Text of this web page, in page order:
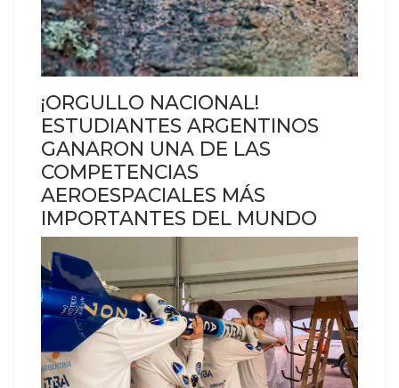
¡ORGULLO NACIONAL!
ESTUDIANTES ARGENTINOS
GANARON UNA DE LAS
COMPETENCIAS
AEROESPACIALES MÁS
IMPORTANTES DEL MUNDO